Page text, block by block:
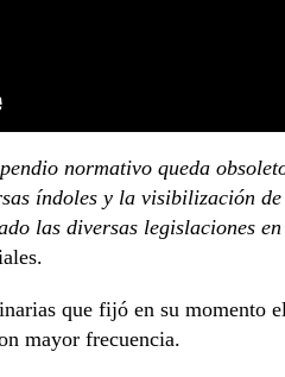
normativo queda
índoles y la visibilización
las diversas legislaciones
que fijó en su momento el
mayor frecuencia.